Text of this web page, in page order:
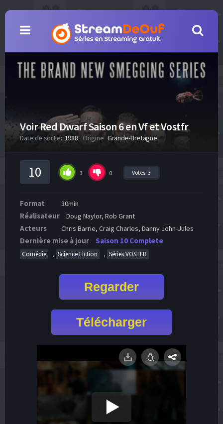
Voir Red Dwarf Saison 6 en Vf et Vostfr
Date de sortie: 1988 Origine Grande-Bretagne
10 3 0 Votes: 3
Format 30min
Réalisateur Doug Naylor, Rob Grant
Acteurs Chris Barrie, Craig Charles, Danny John-Jules
Dernière mise à jour Saison 10 Complete
Comédie , Science Fiction , Séries VOSTFR
Regarder
Télécharger